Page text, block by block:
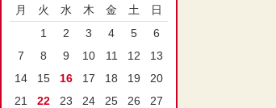
月
火 水 木 金 土
日
1
2 3 4 5
6
7
8 9 10 11 12
13
14
15 16 17 18 19
20
21
22 23 24 25 26
27